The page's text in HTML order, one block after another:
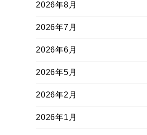
2026年8月
2026年7月
2026年6月
2026年5月
2026年2月
2026年1月